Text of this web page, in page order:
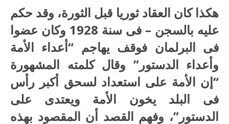
هكذا كان العقاد ثوريا قبل الثورة، وقد حكم
عليه بالسجن – فى سنة 1928 وكان عضوا
فى البرلمان فوقف يهاجم “أعداء الأمة
وأعداء الدستور” وقال كلمته المشهورة
“إن الأمة على استعداد لسحق أكبر رأس
فى البلد يخون الأمة ويعتدى على
الدستور”، وفهم القصد أن المقصود بهذه